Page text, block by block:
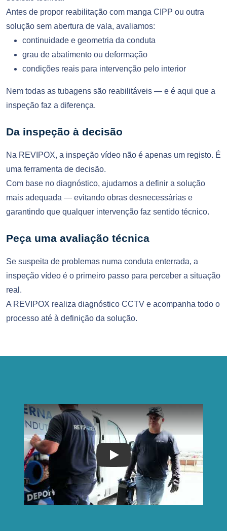
Antes de propor reabilitação com manga CIPP ou outra
solução sem abertura de vala, avaliamos:
continuidade e geometria da conduta
grau de abatimento ou deformação
condições reais para intervenção pelo interior
Nem todas as tubagens são reabilitáveis — e é aqui que a
inspeção faz a diferença.
Da inspeção à decisão
Na REVIPOX, a inspeção vídeo não é apenas um registo. É
uma ferramenta de decisão.
Com base no diagnóstico, ajudamos a definir a solução
mais adequada — evitando obras desnecessárias e
garantindo que qualquer intervenção faz sentido técnico.
Peça uma avaliação técnica
Se suspeita de problemas numa conduta enterrada, a
inspeção vídeo é o primeiro passo para perceber a situação
real.
A REVIPOX realiza diagnóstico CCTV e acompanha todo o
processo até à definição da solução.